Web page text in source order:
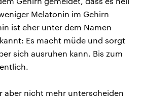
Melatonin im Gehirn
ist eher unter dem Namen
Es macht müde und sorgt
sich ausruhen kann. Bis zum
aber nicht mehr unterscheiden